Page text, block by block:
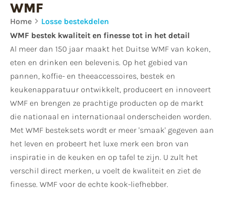
WMF
Home
Losse bestekdelen
WMF bestek kwaliteit en finesse tot in het detail
Al meer dan 150 jaar maakt het Duitse WMF van koken,
eten en drinken een belevenis. Op het gebied van
pannen, koffie- en theeaccessoires, bestek en
keukenapparatuur ontwikkelt, produceert en innoveert
WMF en brengen ze prachtige producten op de markt
die nationaal en internationaal onderscheiden worden.
Met WMF besteksets wordt er meer 'smaak' gegeven aan
het leven en probeert het luxe merk een bron van
inspiratie in de keuken en op tafel te zijn. U zult het
verschil direct merken, u voelt de kwaliteit en ziet de
finesse. WMF voor de echte kook-liefhebber.